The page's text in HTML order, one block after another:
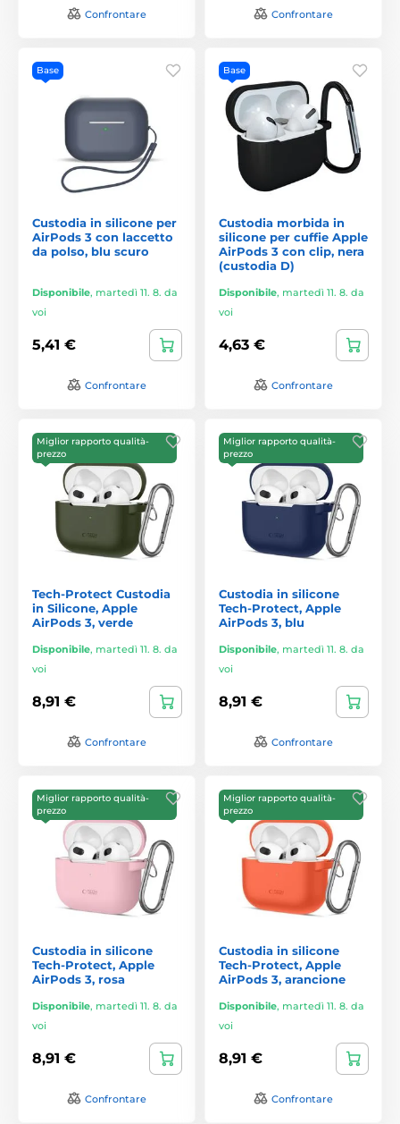
Confrontare Confrontare
Base
Custodia in silicone per
AirPods 3 con laccetto
da polso, blu scuro
Disponibile, martedì 11. 8. da
voi
5,41 €
Confrontare
Base
Custodia morbida in
silicone per cuffie Apple
AirPods 3 con clip, nera
(custodia D)
Disponibile, martedì 11. 8. da
voi
4,63 €
Confrontare
Miglior rapporto qualità-
prezzo
Tech-Protect Custodia
in Silicone, Apple
AirPods 3, verde
Disponibile, martedì 11. 8. da
voi
8,91 €
Confrontare
Miglior rapporto qualità-
prezzo
Custodia in silicone
Tech-Protect, Apple
AirPods 3, blu
Disponibile, martedì 11. 8. da
voi
8,91 €
Confrontare
Miglior rapporto qualità-
prezzo
Custodia in silicone
Tech-Protect, Apple
AirPods 3, rosa
Disponibile, martedì 11. 8. da
voi
8,91 €
Confrontare
Miglior rapporto qualità-
prezzo
Custodia in silicone
Tech-Protect, Apple
AirPods 3, arancione
Disponibile, martedì 11. 8. da
voi
8,91 €
Confrontare